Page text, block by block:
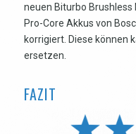
neuen Biturbo
Pro-Core Akkus von
korrigiert. Diese können
ersetzen.
FAZIT